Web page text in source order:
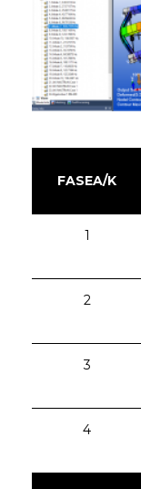
FASEA/K
1
2
3
4